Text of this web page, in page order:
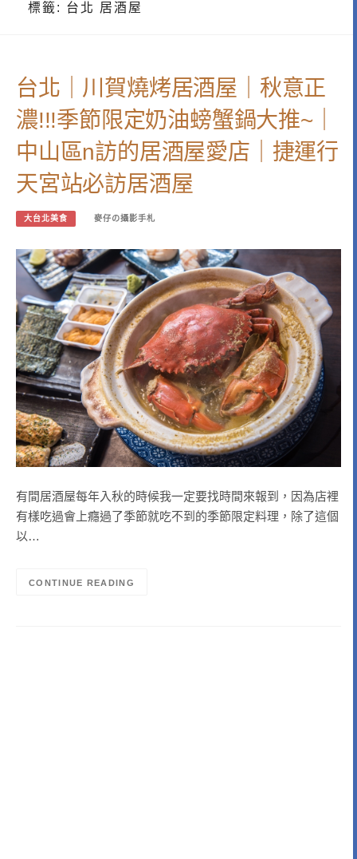
標籤: 台北 居酒屋
台北｜川賀燒烤居酒屋｜秋意正
濃!!!季節限定奶油螃蟹鍋大推~｜
中山區n訪的居酒屋愛店｜捷運行
天宮站必訪居酒屋
大台北美食 麥仔の攝影手札
有間居酒屋每年入秋的時候我一定要找時間來報到，因為店裡
有樣吃過會上癮過了季節就吃不到的季節限定料理，除了這個
以…
CONTINUE READING